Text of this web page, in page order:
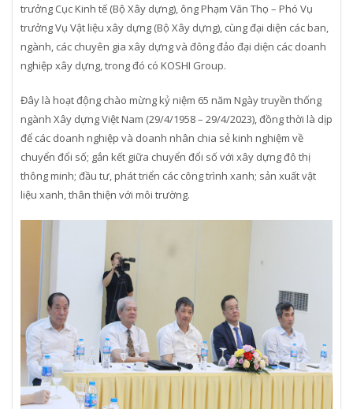
trưởng Cục Kinh tế (Bộ Xây dựng), ông Phạm Văn Thọ – Phó Vụ
trưởng Vụ Vật liệu xây dựng (Bộ Xây dựng), cùng đại diện các ban,
ngành, các chuyên gia xây dựng và đông đảo đại diện các doanh
nghiệp xây dựng, trong đó có KOSHI Group.
Đây là hoạt động chào mừng kỷ niệm 65 năm Ngày truyền thống
ngành Xây dựng Việt Nam (29/4/1958 – 29/4/2023), đồng thời là dịp
để các doanh nghiệp và doanh nhân chia sẻ kinh nghiệm về
chuyển đổi số; gắn kết giữa chuyển đổi số với xây dựng đô thị
thông minh; đầu tư, phát triển các công trình xanh; sản xuất vật
liệu xanh, thân thiện với môi trường.